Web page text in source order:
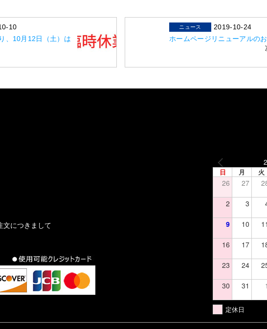
10
、10月12日（土）は
ニュース
2019-10-24
ホームページリニューアルの
文につきまして
日 月 火
26 27
2 3
9 10 11
16 17
23 24
30 31 1
定休日